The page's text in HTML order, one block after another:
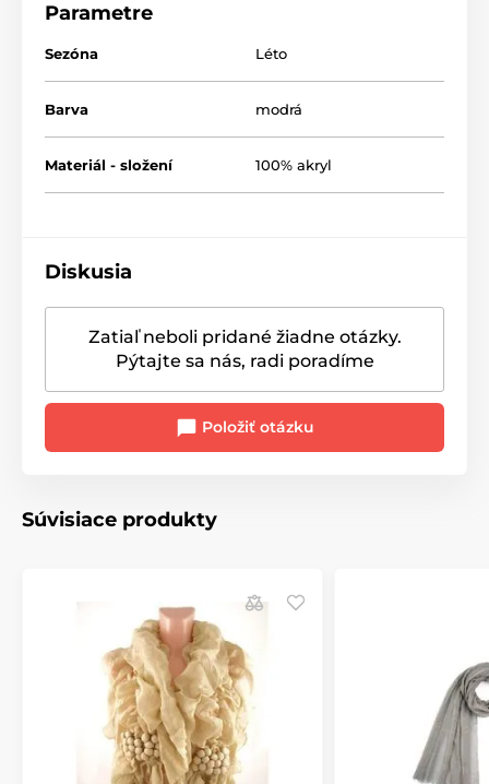
Parametre
Sezóna Léto
Barva modrá
Materiál - složení 100% akryl
Diskusia
Zatiaľ neboli pridané žiadne otázky.
Pýtajte sa nás, radi poradíme
Položiť otázku
Súvisiace produkty